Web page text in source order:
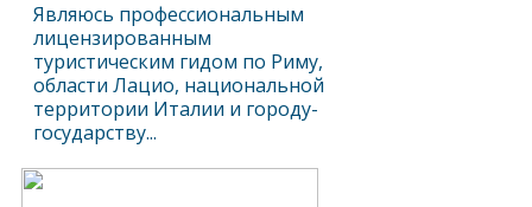
Являюсь профессиональным
лицензированным
туристическим гидом по Риму,
области Лацио, национальной
территории Италии и городу-
государству...